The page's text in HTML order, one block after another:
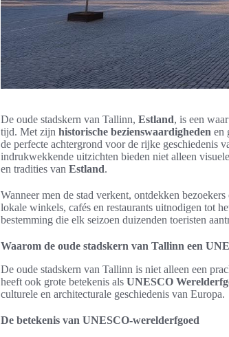
De oude stadskern van Tallinn, Estland, is een
tijd. Met zijn historische bezienswaardigheden en
de perfecte achtergrond voor de rijke geschiedenis
indrukwekkende uitzichten bieden niet alleen
en tradities van Estland.
Wanneer men de stad verkent, ontdekken
lokale winkels, cafés en restaurants uitnodigen tot
bestemming die elk seizoen duizenden toeristen
Waarom de oude stadskern van Tallinn een
De oude stadskern van Tallinn is niet alleen een
heeft ook grote betekenis als UNESCO
culturele en architecturale geschiedenis van Europa.
De betekenis van UNESCO-werelderfgoed